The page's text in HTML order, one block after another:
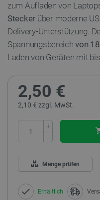
zum Aufladen von
Stecker über moderne
Delivery-Unterstützung.
Spannungsbereichvon
Laden von Geräten mit
2,50 €
2,10 € zzgl. MwSt.
+
−
Menge prüfen
Erhältlich